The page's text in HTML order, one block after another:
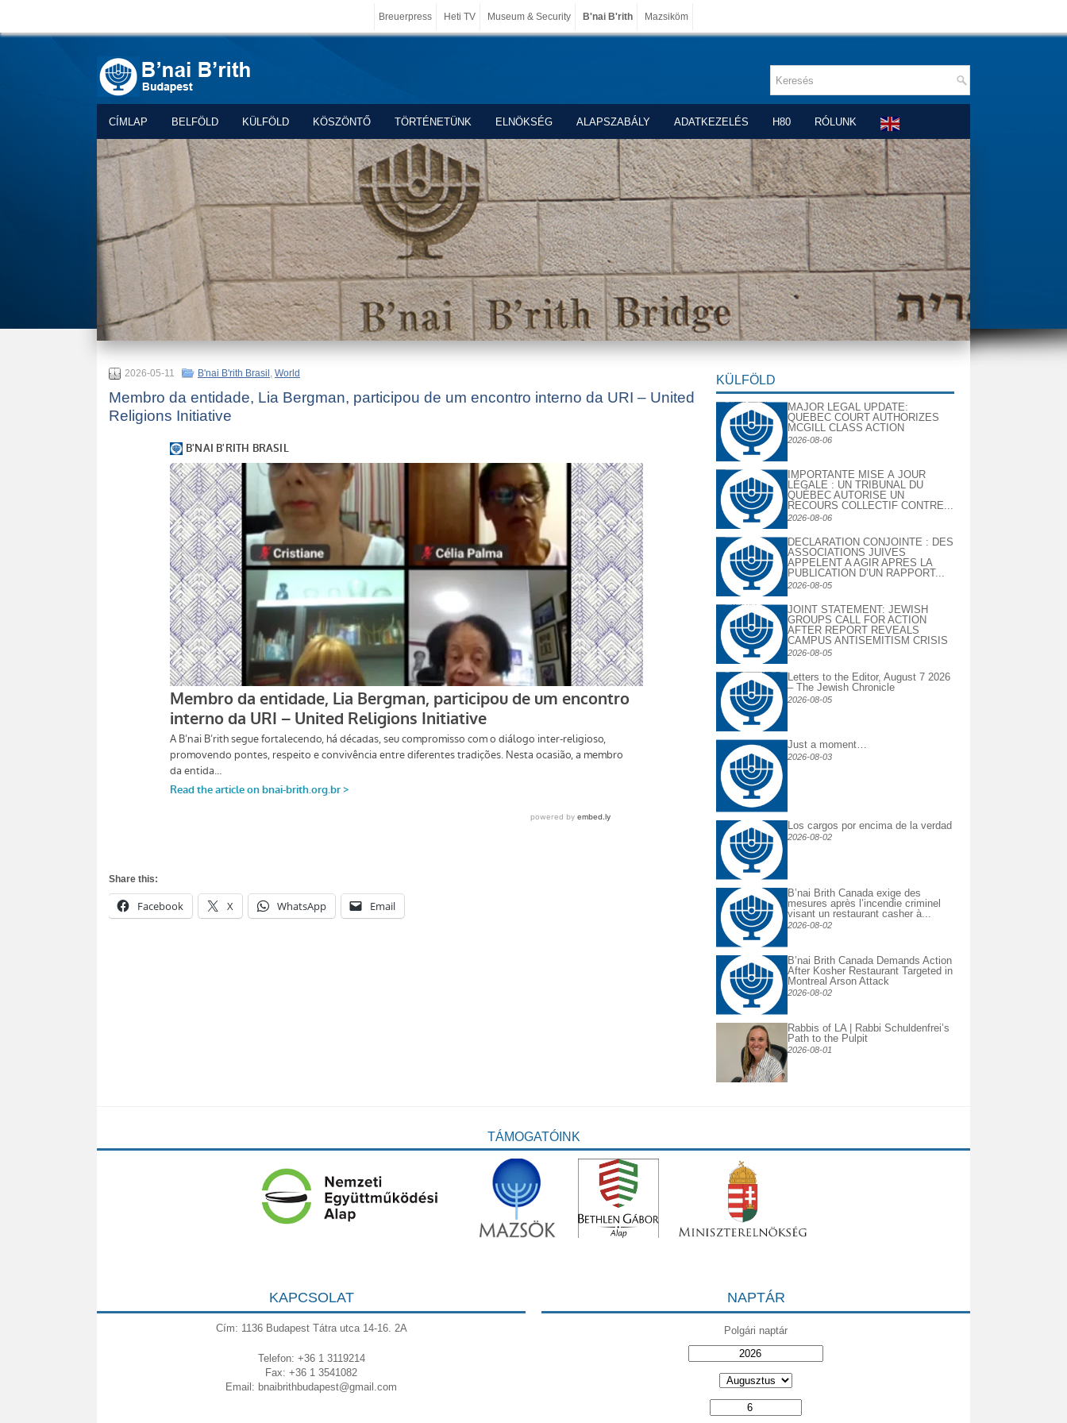
Breuerpress Heti TV Museum & Security B'nai B'rith Mazsiköm
CÍMLAP BELFÖLD KÜLFÖLD KÖSZÖNTŐ TÖRTÉNETÜNK ELNÖKSÉG ALAPSZABÁLY ADATKEZELÉS H80 RÓLUNK
2026-05-11 B'nai B'rith Brasil , World
Membro da entidade, Lia Bergman, participou de um encontro interno da URI – United
Religions Initiative
Share this:
Facebook X WhatsApp Email
KÜLFÖLD
MAJOR LEGAL UPDATE:
QUEBEC COURT AUTHORIZES
MCGILL CLASS ACTION
2026-08-06
IMPORTANTE MISE À JOUR
LÉGALE : UN TRIBUNAL DU
QUÉBEC AUTORISE UN
RECOURS COLLECTIF CONTRE...
2026-08-06
DECLARATION CONJOINTE : DES
ASSOCIATIONS JUIVES
APPELENT A AGIR APRES LA
PUBLICATION D’UN RAPPORT...
2026-08-05
JOINT STATEMENT: JEWISH
GROUPS CALL FOR ACTION
AFTER REPORT REVEALS
CAMPUS ANTISEMITISM CRISIS
2026-08-05
Letters to the Editor, August 7 2026
– The Jewish Chronicle
2026-08-05
Just a moment…
2026-08-03
Los cargos por encima de la verdad
2026-08-02
B’nai Brith Canada exige des
mesures après l’incendie criminel
visant un restaurant casher à...
2026-08-02
B’nai Brith Canada Demands Action
After Kosher Restaurant Targeted in
Montreal Arson Attack
2026-08-02
Rabbis of LA | Rabbi Schuldenfrei’s
Path to the Pulpit
2026-08-01
TÁMOGATÓINK
KAPCSOLAT
Cím: 1136 Budapest Tátra utca 14-16. 2A
Telefon: +36 1 3119214
Fax: +36 1 3541082
Email: bnaibrithbudapest@gmail.com
NAPTÁR
Polgári naptár